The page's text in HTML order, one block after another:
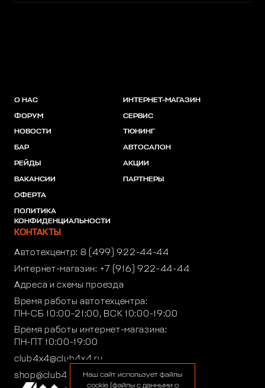
О НАС
ФОРУМ
НОВОСТИ
БАР
РЕЙДЫ
ВАКАНСИИ
ОФЕРТА
ПОЛИТИКА
КОНФИДЕНЦИАЛЬНОСТИ
ИНТЕРНЕТ-МАГАЗИН
СЕРВИС
ТЮНИНГ
АВТОСАЛОН
АКЦИИ
ПАРТНЕРЫ
КОНТАКТЫ
Автотехцентр: 8 (499) 922-44-44
Интернет-магазин: +7 (916) 922-44-44
Адреса и схемы проезда
Время работы автотехцентра:
ПН-СБ 10:00-21:00, ВСК 10:00-19:00
Время работы интернет-магазина:
ПН-ПТ 10:00-19:00
club4x4@club4x4.ru
shop@club4x4.ruНаш сайт использует файлы
cookie (файлы с данными о